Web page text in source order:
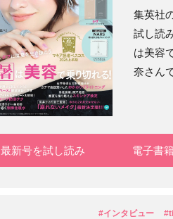
集英社
試し読
は美容
奈さん
最新号を試し読み 電子書
#インタビュー